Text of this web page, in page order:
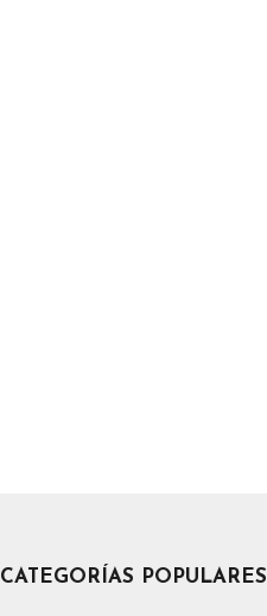
CATEGORÍAS POPULARES